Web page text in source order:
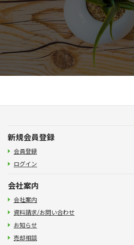
新規会員登録
会員登録
ログイン
会社案内
会社案内
資料請求/お問い合わせ
お知らせ
売却相談